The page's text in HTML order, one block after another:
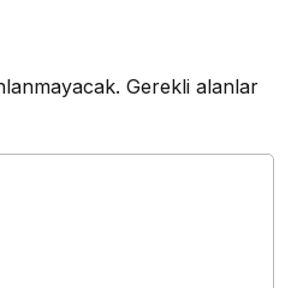
Gerekli alanlar